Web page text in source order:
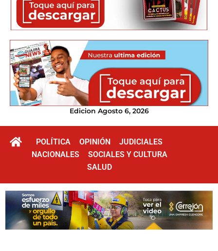
Edicion Agosto 6, 2026
POLÍTICA OPINIÓN
JUDICIALES
NACIONALES
SOCIALES Y CULTURA
SALUD